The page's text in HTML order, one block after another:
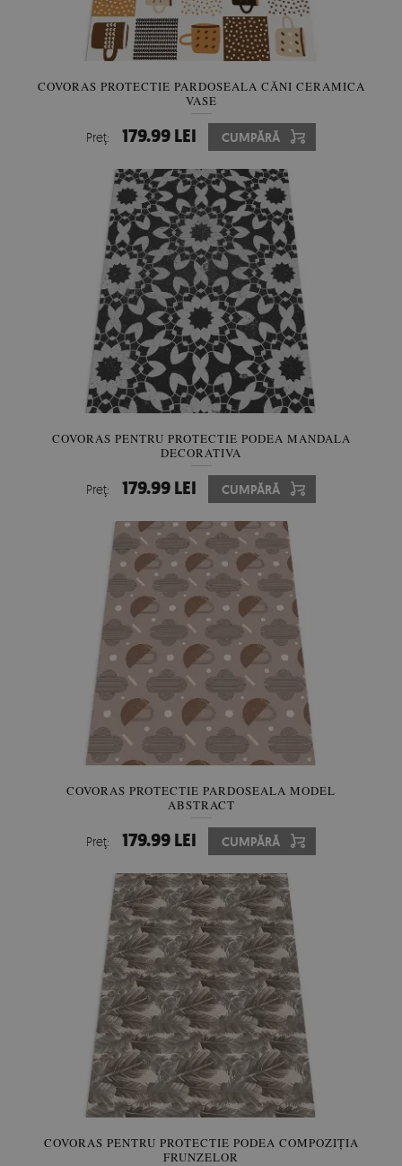
COVORAS PROTECTIE PARDOSEALA CĂNI CERAMICA
VASE
Preţ: 179.99 LEI CUMPĂRĂ
COVORAS PENTRU PROTECTIE PODEA MANDALA
DECORATIVA
Preţ: 179.99 LEI CUMPĂRĂ
COVORAS PROTECTIE PARDOSEALA MODEL
ABSTRACT
Preţ: 179.99 LEI CUMPĂRĂ
COVORAS PENTRU PROTECTIE PODEA COMPOZIȚIA
FRUNZELOR